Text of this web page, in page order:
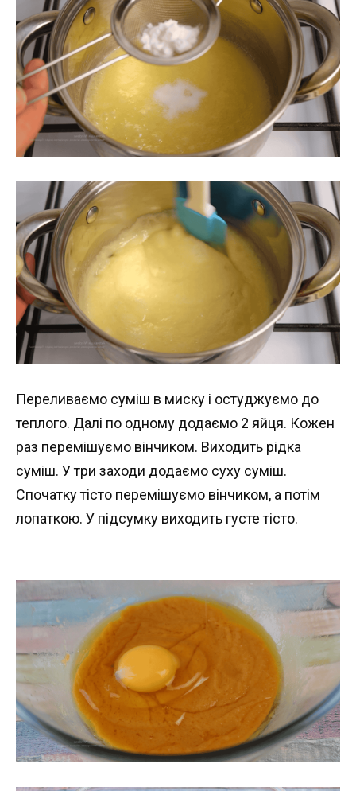
Переливаємо суміш в миску і остуджуємо до
теплого. Далі по одному додаємо 2 яйця. Кожен
раз перемішуємо вінчиком. Виходить рідка
суміш. У три заходи додаємо суху суміш.
Спочатку тісто перемішуємо вінчиком, а потім
лопаткою. У підсумку виходить густе тісто.